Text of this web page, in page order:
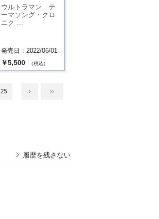
ウルトラマン テ
ーマソング・クロ
ニク …
発売日：2022/06/01
￥5,500 （税込）
25
履歴を残さない